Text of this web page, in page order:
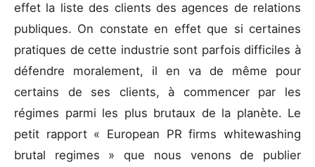
effet la liste des clients des agences de relations
publiques. On constate en effet que si certaines
pratiques de cette industrie sont parfois difficiles à
défendre moralement, il en va de même pour
certains de ses clients, à commencer par les
régimes parmi les plus brutaux de la planète. Le
petit rapport « European PR firms whitewashing
brutal regimes » que nous venons de publier